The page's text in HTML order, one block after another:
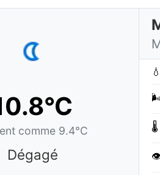
comme 9.4°C
Dégagé
💧
🌡️